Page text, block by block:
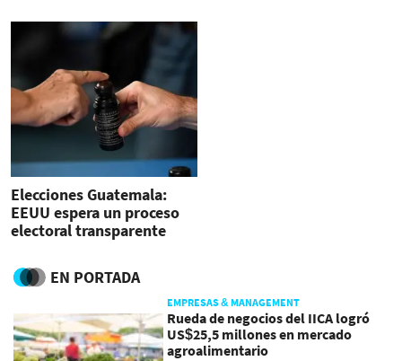
Elecciones Guatemala:
EEUU espera un proceso
electoral transparente
EN PORTADA
EMPRESAS & MANAGEMENT
Rueda de negocios del IICA logró
US$25,5 millones en mercado
agroalimentario